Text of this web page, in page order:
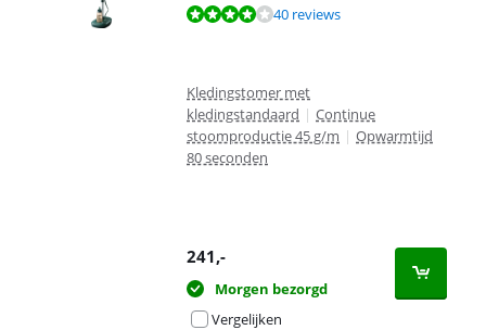
Beoordeling is 8,3 van de 10, gebaseerd op 40 reviews.
40 reviews
Kledingstomer met
kledingstandaard | Continue
stoomproductie 45 g/m | Opwarmtijd
80 seconden
241,-
Morgen bezorgd
Vergelijken